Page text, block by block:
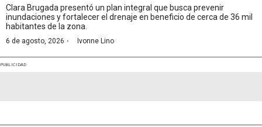
Clara Brugada presentó un plan integral que busca prevenir
inundaciones y fortalecer el drenaje en beneficio de cerca de 36 mil
habitantes de la zona.
6 de agosto, 2026 · Ivonne Lino
PUBLICIDAD